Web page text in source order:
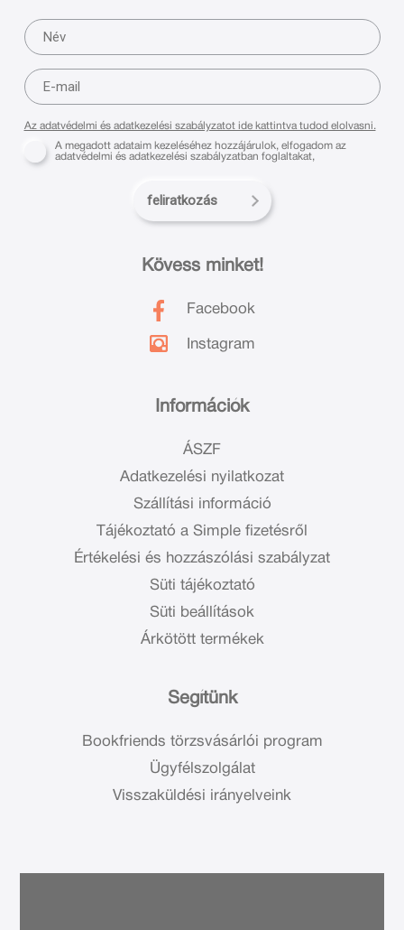
Információk
ÁSZF
Adatkezelési nyilatkozat
Szállítási információ
Tájékoztató a Simple fizetésről
Értékelési és hozzászólási szabályzat
Süti tájékoztató
Süti beállítások
Árkötött termékek
Segítünk
Bookfriends törzsvásárlói program
Ügyfélszolgálat
Visszaküldési irányelveink
Kövess minket!
Facebook
Instagram
Az adatvédelmi és adatkezelési szabályzatot ide kattintva tudod elolvasni.
A megadott adataim kezeléséhez hozzájárulok, elfogadom az
adatvédelmi és adatkezelési szabályzatban foglaltakat,
feliratkozás